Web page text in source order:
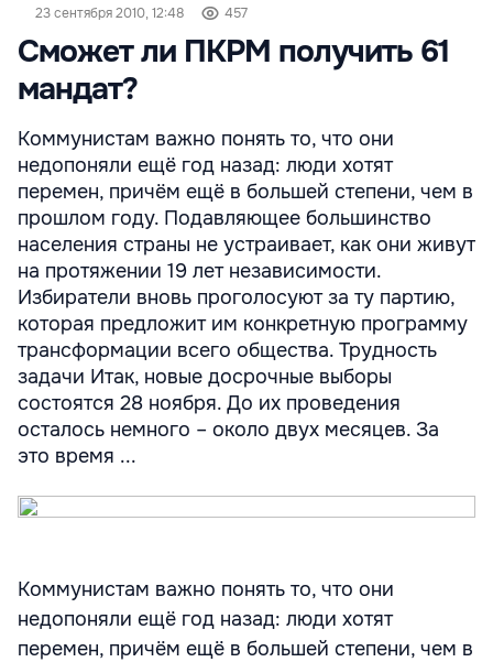
23 сентября 2010, 12:48 457
Сможет ли ПКРМ получить 61
мандат?
Коммунистам важно понять то, что они
недопоняли ещё год назад: люди хотят
перемен, причём ещё в большей степени, чем в
прошлом году. Подавляющее большинство
населения страны не устраивает, как они живут
на протяжении 19 лет независимости.
Избиратели вновь проголосуют за ту партию,
которая предложит им конкретную программу
трансформации всего общества. Трудность
задачи Итак, новые досрочные выборы
состоятся 28 ноября. До их проведения
осталось немного – около двух месяцев. За
это время ...
Коммунистам важно понять то, что они
недопоняли ещё год назад: люди хотят
перемен, причём ещё в большей степени, чем в